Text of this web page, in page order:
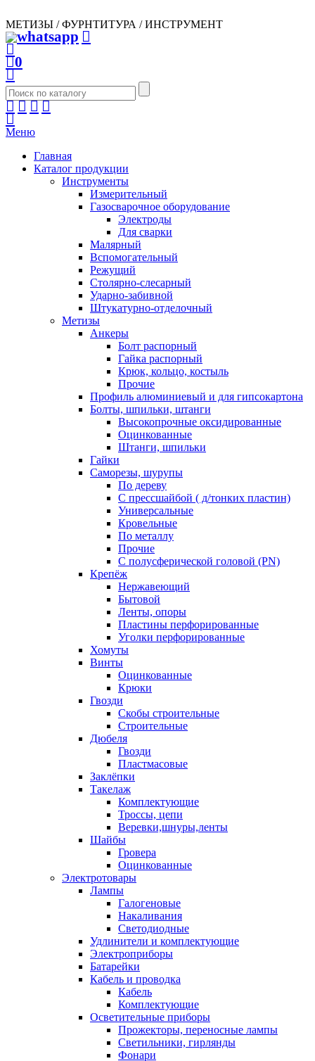
МЕТИЗЫ / ФУРНТИТУРА / ИНСТРУМЕНТ
0
Меню
Главная
Каталог продукции
Инструменты
Измерительный
Газосварочное оборудование
Электроды
Для сварки
Малярный
Вспомогательный
Режущий
Столярно-слесарный
Ударно-забивной
Штукатурно-отделочный
Метизы
Анкеры
Болт распорный
Гайка распорный
Крюк, кольцо, костыль
Прочие
Профиль алюминиевый и для гипсокартона
Болты, шпильки, штанги
Высокопрочные оксидированные
Оцинкованные
Штанги, шпильки
Гайки
Саморезы, шурупы
По дереву
С прессшайбой ( д/тонких пластин)
Универсальные
Кровельные
По металлу
Прочие
С полусферической головой (PN)
Крепёж
Нержавеющий
Бытовой
Ленты, опоры
Пластины перфорированные
Уголки перфорированные
Хомуты
Винты
Оцинкованные
Крюки
Гвозди
Скобы строительные
Строительные
Дюбеля
Гвозди
Пластмасовые
Заклёпки
Такелаж
Комплектующие
Троссы, цепи
Веревки,шнуры,ленты
Шайбы
Гровера
Оцинкованные
Электротовары
Лампы
Галогеновые
Накаливания
Светодиодные
Удлинители и комплектующие
Электроприборы
Батарейки
Кабель и проводка
Кабель
Комплектующие
Осветительные приборы
Прожекторы, переносные лампы
Светильники, гирлянды
Фонари